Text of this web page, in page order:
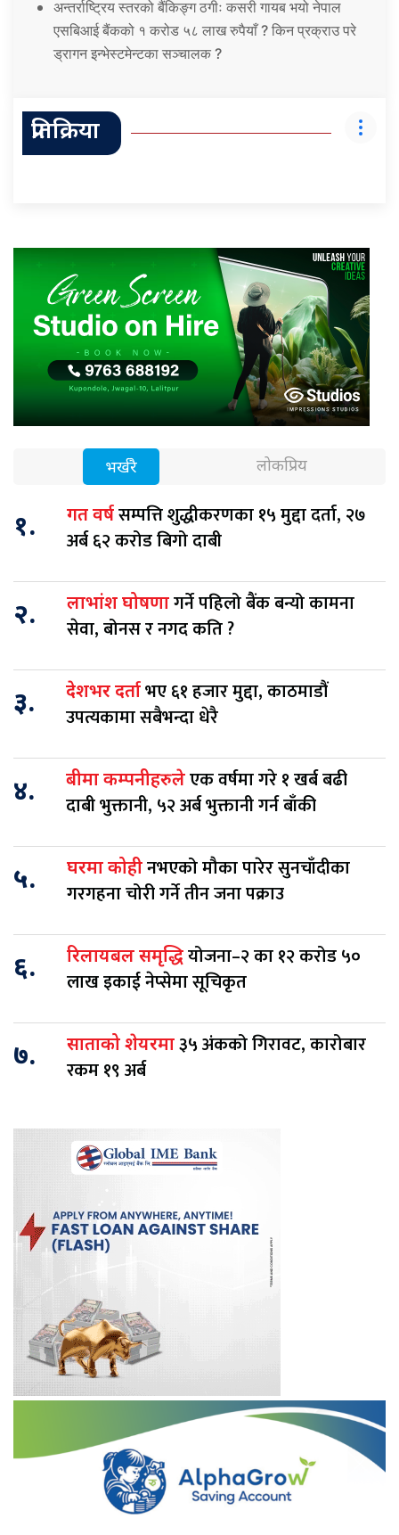
अन्तर्राष्ट्रिय स्तरको बैंकिङ्ग ठगीः कसरी गायब भयो नेपाल
एसबिआई बैंकको १ करोड ५८ लाख रुपैयाँ ? किन प्रक्राउ परे
ड्रागन इन्भेस्टमेन्टका सञ्चालक ?
प्रतिक्रिया
भर्खरै लोकप्रिय
१. गत वर्षसम्पत्ति शुद्धीकरणका १५ मुद्दा दर्ता, २७
अर्ब ६२ करोड बिगो दाबी
२. लाभांश घोषणागर्ने पहिलो बैंक बन्यो कामना
सेवा, बोनस र नगद कति ?
३. देशभर दर्ताभए ६१ हजार मुद्दा, काठमाडौं
उपत्यकामा सबैभन्दा धेरै
४. बीमा कम्पनीहरुलेएक वर्षमा गरे १ खर्ब बढी
दाबी भुक्तानी, ५२ अर्ब भुक्तानी गर्न बाँकी
५. घरमा कोहीनभएको मौका पारेर सुनचाँदीका
गरगहना चोरी गर्ने तीन जना पक्राउ
६. रिलायबल समृद्धियोजना–२ का १२ करोड ५०
लाख इकाई नेप्सेमा सूचिकृत
७. साताको शेयरमा३५ अंकको गिरावट, कारोबार
रकम १९ अर्ब